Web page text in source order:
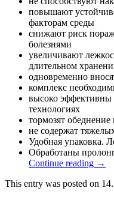
повышают
факторам среды
снижают риск
болезнями
увеличивают
длительном
одновременно
комплекс
высоко эффективны
технологиях
тормозят обеднение
не содержат
Удобная упаковка.
Обработаны
Continue reading →
This entry was posted on